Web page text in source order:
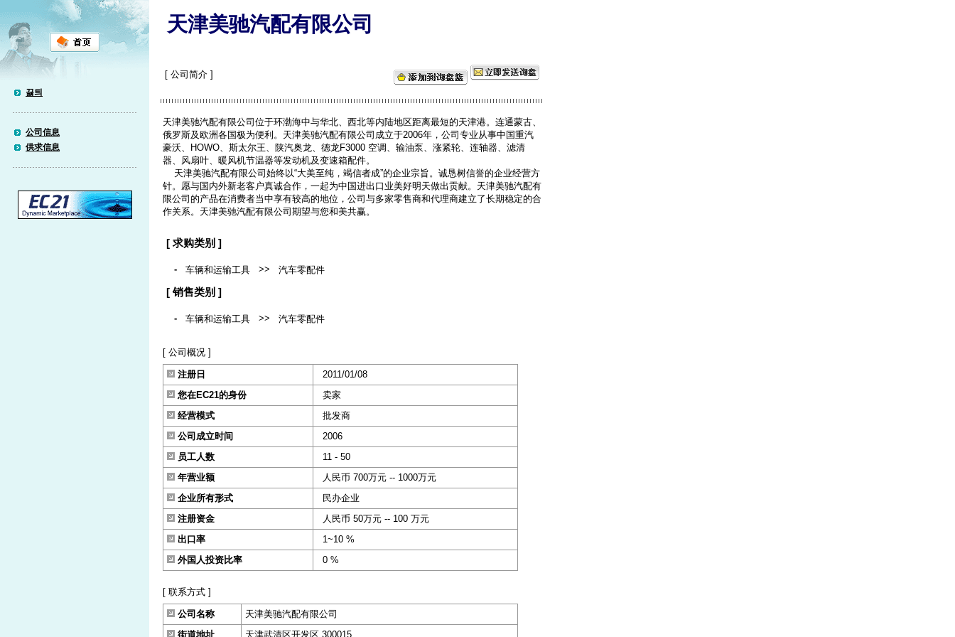
끓틔
公司信息
供求信息
天津美驰汽配有限公司
[ 公司简介 ]
天津美驰汽配有限公司位于环渤海中与华北、西北等内陆地区距离最短的天津港。连通蒙古、
俄罗斯及欧洲各国极为便利。天津美驰汽配有限公司成立于2006年，公司专业从事中国重汽
豪沃、HOWO、斯太尔王、陕汽奥龙、德龙F3000 空调、输油泵、涨紧轮、连轴器、滤清
器、风扇叶、暖风机节温器等发动机及变速箱配件。
天津美驰汽配有限公司始终以“大美至纯，竭信者成”的企业宗旨。诚恳树信誉的企业经营方
针。愿与国内外新老客户真诚合作，一起为中国进出口业美好明天做出贡献。天津美驰汽配有
限公司的产品在消费者当中享有较高的地位，公司与多家零售商和代理商建立了长期稳定的合
作关系。天津美驰汽配有限公司期望与您和美共赢。
[ 求购类别 ]
- 车辆和运输工具 >> 汽车零配件
[ 销售类别 ]
- 车辆和运输工具 >> 汽车零配件
[ 公司概况 ]
注册日
2011/01/08
您在EC21的身份
卖家
经营模式
批发商
公司成立时间
2006
员工人数
11 - 50
年营业额
人民币 700万元 -- 1000万元
企业所有形式
民办企业
注册资金
人民币 50万元 -- 100 万元
出口率
1~10 %
外国人投资比率
0 %
[ 联系方式 ]
公司名称
天津美驰汽配有限公司
街道地址
天津武清区开发区 300015